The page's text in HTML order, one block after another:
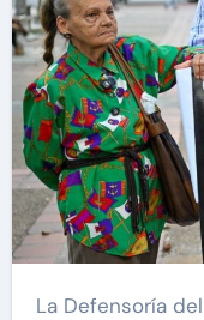
La Defensoría del Pueblo exigió una